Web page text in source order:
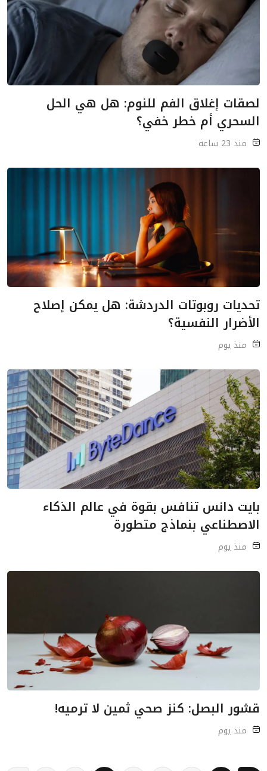
لصقات إغلاق الفم للنوم: هل هي الحل
السحري أم خطر خفي؟
منذ 23 ساعة
تحديات روبوتات الدردشة: هل يمكن إصلاح
الأضرار النفسية؟
منذ يوم
بايت دانس تنافس بقوة في عالم الذكاء
الاصطناعي بنماذج متطورة
منذ يوم
قشور البصل: كنز صحي ثمين لا ترميه!
منذ يوم